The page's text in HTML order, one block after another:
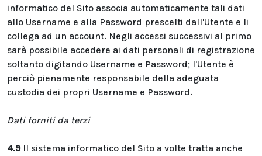
informatico del Sito associa automaticamente tali dati
allo Username e alla Password prescelti dall'Utente e li
collega ad un account. Negli accessi successivi al primo
sarà possibile accedere ai dati personali di registrazione
soltanto digitando Username e Password; l'Utente è
perciò pienamente responsabile della adeguata
custodia dei propri Username e Password.
Dati forniti da terzi
4.9 Il sistema informatico del Sito a volte tratta anche